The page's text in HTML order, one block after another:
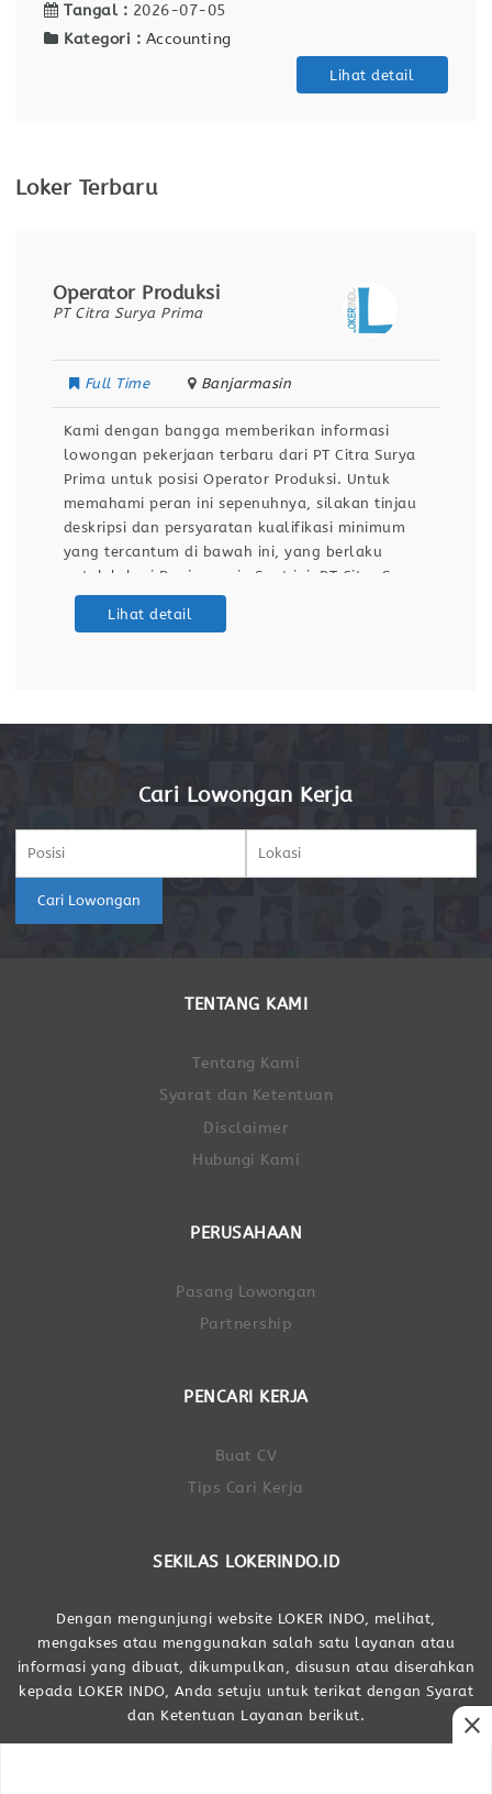
Tangal : 2026-07-05
Kategori : Accounting
Lihat detail
Loker Terbaru
Operator Produksi
PT Citra Surya Prima
Full Time Banjarmasin
Kami dengan bangga memberikan informasi
lowongan pekerjaan terbaru dari PT Citra Surya
Prima untuk posisi Operator Produksi. Untuk
memahami peran ini sepenuhnya, silakan tinjau
deskripsi dan persyaratan kualifikasi minimum
yang tercantum di bawah ini, yang berlaku
untuk lokasi Banjarmasin.Saat ini, PT Citra Surya
Prima sedang menjalankan program rekrutmen
untuk merekrut talenta terbaik guna mengisi
Lihat detail
Cari Lowongan Kerja
Cari Lowongan
TENTANG KAMI
Tentang Kami
Syarat dan Ketentuan
Disclaimer
Hubungi Kami
PERUSAHAAN
Pasang Lowongan
Partnership
PENCARI KERJA
Buat CV
Tips Cari Kerja
SEKILAS LOKERINDO.ID
Dengan mengunjungi website LOKER INDO, melihat,
mengakses atau menggunakan salah satu layanan atau
informasi yang dibuat, dikumpulkan, disusun atau diserahkan
kepada LOKER INDO, Anda setuju untuk terikat dengan Syarat
dan Ketentuan Layanan berikut.
close